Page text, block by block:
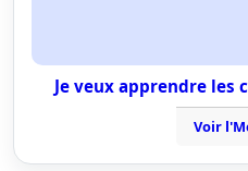
Je veux apprendre les
Voir